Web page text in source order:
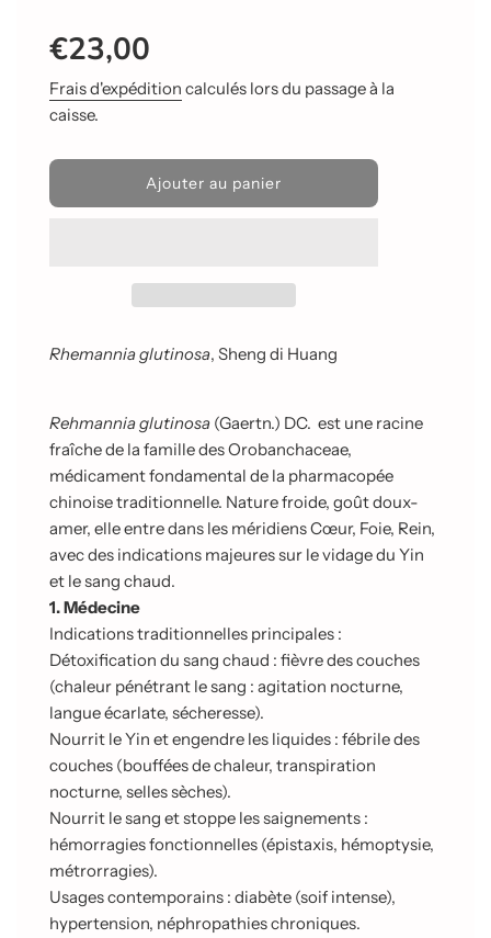
réduit
régulier
€23,00
Frais d'expédition calculés lors du passage à la
caisse.
C
e
m
n
t
c
o
u
r
.
.
.
Ajouter au panier
Rhemannia glutinosa, Sheng di Huang
Rehmannia glutinosa (Gaertn.) DC. est une racine
fraîche de la famille des Orobanchaceae,
médicament fondamental de la pharmacopée
chinoise traditionnelle. Nature froide, goût doux-
amer, elle entre dans les méridiens Cœur, Foie, Rein,
avec des indications majeures sur le vidage du Yin
et le sang chaud.
1. Médecine
Indications traditionnelles principales :
Détoxification du sang chaud : fièvre des couches
(chaleur pénétrant le sang : agitation nocturne,
langue écarlate, sécheresse).
Nourrit le Yin et engendre les liquides : fébrile des
couches (bouffées de chaleur, transpiration
nocturne, selles sèches).
Nourrit le sang et stoppe les saignements :
hémorragies fonctionnelles (épistaxis, hémoptysie,
métrorragies).
Usages contemporains : diabète (soif intense),
hypertension, néphropathies chroniques.